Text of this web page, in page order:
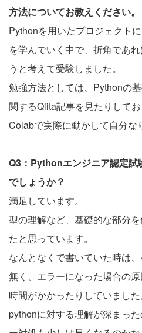
方法についてお教えください。
Pythonを用いたプロジェクト
を学んでいく中で、折角であ
うと考えて受験しました。
勉強方法としては、Pythonの
関するQiita記事を見たりして
Colabで実際に動かして自分な
Q3：Pythonエンジニア認定試
でしょうか？
満足しています。
型の理解など、基礎的な部分
たと思っています。
なんとなくで書いていた時は
無く、エラーになった場合の
時間がかかったりしていまし
pythonに対する理解が深まっ